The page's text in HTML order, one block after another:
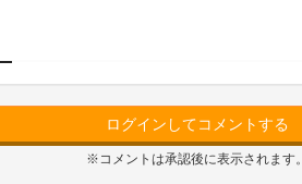
ログインしてコメントする
※コメントは承認後に表示されます。